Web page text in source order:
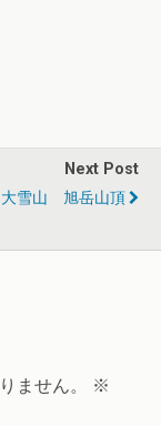
Next Post
大雪山 旭岳山頂
ません。
※